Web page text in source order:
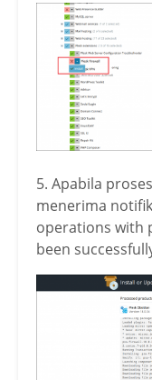
5. Apabila
menerima
operations with
been